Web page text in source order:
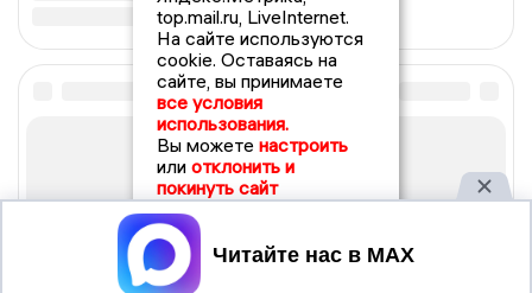
top.mail.ru, LiveInternet.
На сайте используются
cookie. Оставаясь на
сайте, вы принимаете
все условия
использования.
Вы можете настроить
или отклонить и
покинуть сайт
Принять